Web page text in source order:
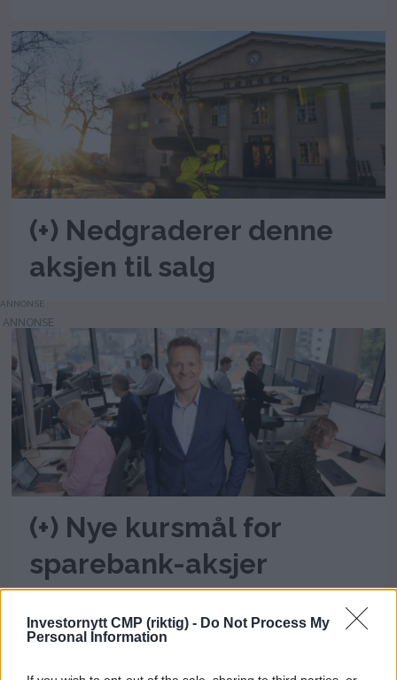
Investornytt CMP (riktig) - Do Not Process My
Personal Information
(+) Nedgraderer denne
aksjen til salg
ANNONSE
(+) Nye kursmål for
sparebank-aksjer